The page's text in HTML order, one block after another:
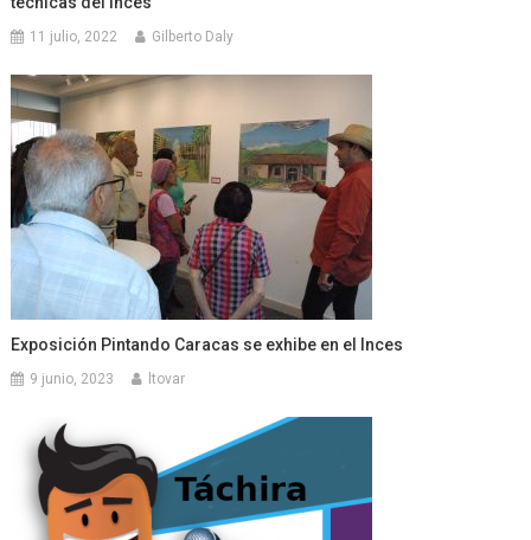
11 julio, 2022 Gilberto Daly
Exposición Pintando Caracas se exhibe en el Inces
9 junio, 2023 ltovar